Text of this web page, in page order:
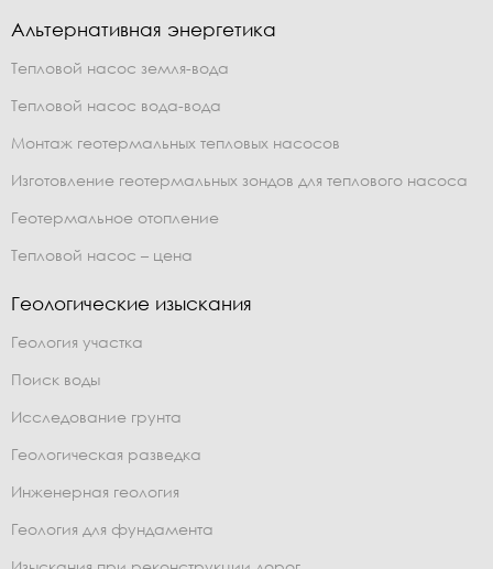
Альтернативная энергетика
Тепловой насос земля-вода
Тепловой насос вода-вода
Монтаж геотермальных тепловых насосов
Изготовление геотермальных зондов для теплового насоса
Геотермальное отопление
Тепловой насос – цена
Геологические изыскания
Геология участка
Поиск воды
Исследование грунта
Геологическая разведка
Инженерная геология
Геология для фундамента